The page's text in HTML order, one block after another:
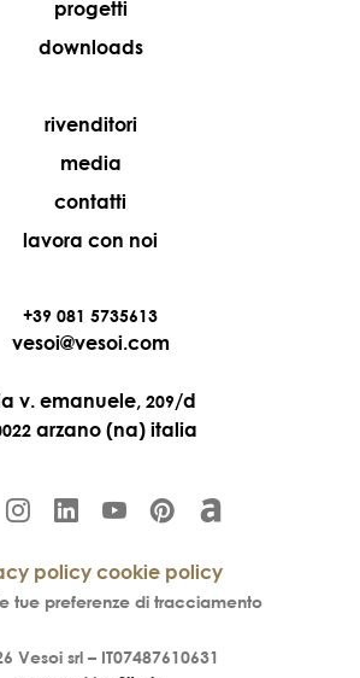
progetti
downloads
rivenditori
media
contatti
lavora con noi
+39 081 5735613
vesoi@vesoi.com
v. emanuele, 209/d
arzano (na) italia
policycookie policy
tue preferenze di tracciamento
Vesoisrl – IT07487610631